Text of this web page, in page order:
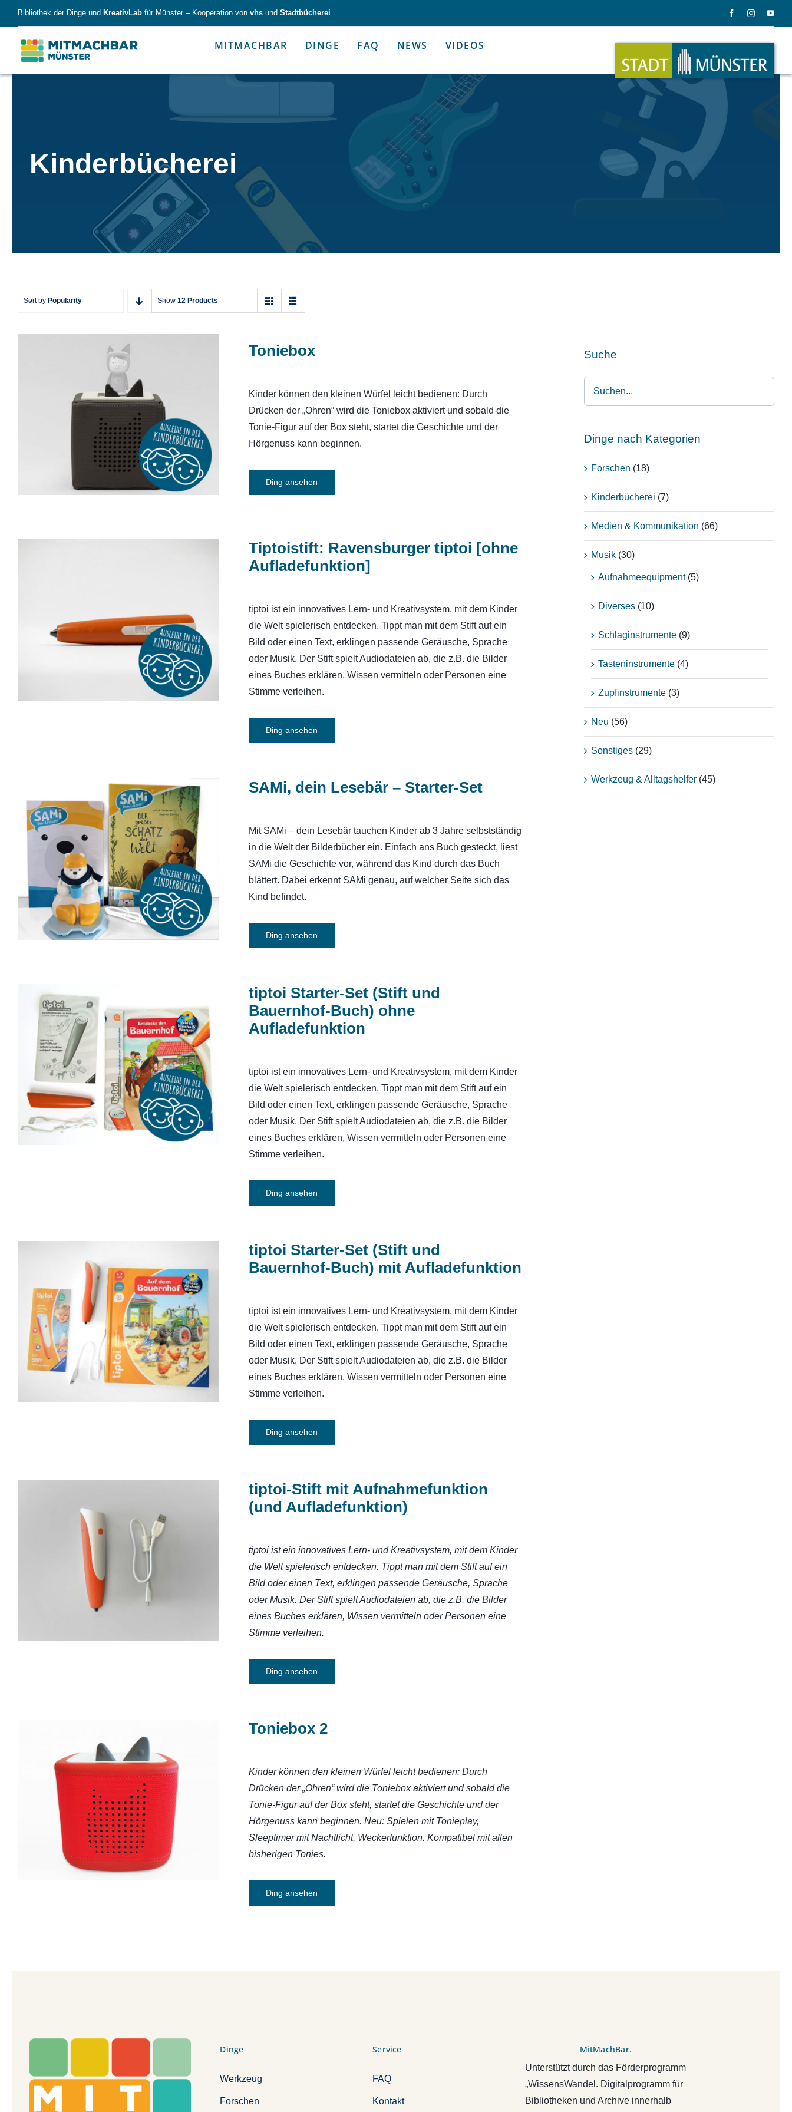
content
Bibliothek der Dinge und KreativLab für Münster – Kooperation von vhs und Stadtbücherei
MITMACHBAR DINGE
Forschen
Alles für kleine & große Entdecker.
Werkzeug & Alltagshelfer
Werkzeug & Altagshelfer
Nimm die Dinge selbst in die Hand.
Medien & Kommunikation
Kommunikative Gimmicks & coole Gadgets
Musik
Alles zum Tasten, Zupfen, Schlagen.
FAQ NEWS VIDEOS
Kinderbücherei
Sort by Popularity Show 12 Products
Toniebox
Toniebox
Kinder können den kleinen Würfel leicht bedienen: Durch
Drücken der „Ohren“ wird die Toniebox aktiviert und sobald die
Tonie-Figur auf der Box steht, startet die Geschichte und der
Hörgenuss kann beginnen.
Ding ansehen
Tiptoistift: Ravensburger tiptoi [ohne
Aufladefunktion]
Tiptoistift: Ravensburger tiptoi [ohne
Aufladefunktion]
tiptoi ist ein innovatives Lern- und Kreativsystem, mit dem Kinder
die Welt spielerisch entdecken. Tippt man mit dem Stift auf ein
Bild oder einen Text, erklingen passende Geräusche, Sprache
oder Musik. Der Stift spielt Audiodateien ab, die z.B. die Bilder
eines Buches erklären, Wissen vermitteln oder Personen eine
Stimme verleihen.
Ding ansehen
SAMi, dein Lesebär – Starter-Set
SAMi, dein Lesebär – Starter-Set
Mit SAMi – dein Lesebär tauchen Kinder ab 3 Jahre selbstständig
in die Welt der Bilderbücher ein. Einfach ans Buch gesteckt, liest
SAMi die Geschichte vor, während das Kind durch das Buch
blättert. Dabei erkennt SAMi genau, auf welcher Seite sich das
Kind befindet.
Ding ansehen
tiptoi Starter-Set (Stift und
Bauernhof-Buch) ohne
Aufladefunktion
tiptoi Starter-Set (Stift und
Bauernhof-Buch) ohne
Aufladefunktion
tiptoi ist ein innovatives Lern- und Kreativsystem, mit dem Kinder
die Welt spielerisch entdecken. Tippt man mit dem Stift auf ein
Bild oder einen Text, erklingen passende Geräusche, Sprache
oder Musik. Der Stift spielt Audiodateien ab, die z.B. die Bilder
eines Buches erklären, Wissen vermitteln oder Personen eine
Stimme verleihen.
Ding ansehen
tiptoi Starter-Set (Stift und
Bauernhof-Buch) mit
Aufladefunktion
tiptoi Starter-Set (Stift und
Bauernhof-Buch) mit Aufladefunktion
tiptoi ist ein innovatives Lern- und Kreativsystem, mit dem Kinder
die Welt spielerisch entdecken. Tippt man mit dem Stift auf ein
Bild oder einen Text, erklingen passende Geräusche, Sprache
oder Musik. Der Stift spielt Audiodateien ab, die z.B. die Bilder
eines Buches erklären, Wissen vermitteln oder Personen eine
Stimme verleihen.
Ding ansehen
tiptoi-Stift mit Aufnahmefunktion
(und Aufladefunktion)
tiptoi-Stift mit Aufnahmefunktion
(und Aufladefunktion)
tiptoi ist ein innovatives Lern- und Kreativsystem, mit dem Kinder
die Welt spielerisch entdecken. Tippt man mit dem Stift auf ein
Bild oder einen Text, erklingen passende Geräusche, Sprache
oder Musik. Der Stift spielt Audiodateien ab, die z.B. die Bilder
eines Buches erklären, Wissen vermitteln oder Personen eine
Stimme verleihen.
Ding ansehen
Toniebox 2
Toniebox 2
Kinder können den kleinen Würfel leicht bedienen: Durch
Drücken der „Ohren“ wird die Toniebox aktiviert und sobald die
Tonie-Figur auf der Box steht, startet die Geschichte und der
Hörgenuss kann beginnen. Neu: Spielen mit Tonieplay,
Sleeptimer mit Nachtlicht, Weckerfunktion. Kompatibel mit allen
bisherigen Tonies.
Ding ansehen
Suche
Dinge nach Kategorien
Forschen (18)
Kinderbücherei (7)
Medien & Kommunikation (66)
Musik (30)
Aufnahmeequipment (5)
Diverses (10)
Schlaginstrumente (9)
Tasteninstrumente (4)
Zupfinstrumente (3)
Neu (56)
Sonstiges (29)
Werkzeug & Alltagshelfer (45)
Dinge
Werkzeug
Forschen
Service
FAQ
Kontakt
MitMachBar.
Unterstützt durch das Förderprogramm
„WissensWandel. Digitalprogramm für
Bibliotheken und Archive innerhalb